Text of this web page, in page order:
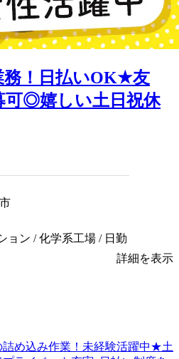
務！日払いOK★友
可◎嬉しい土日祝休
ョン / 化学系工場 / 日勤
詳細を表示